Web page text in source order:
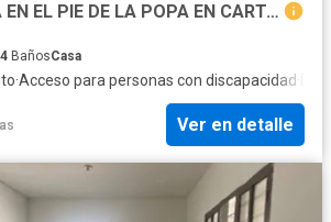
ARRIENDO CASA EN EL PIE DE LA POPA EN CARTAGENA
4 BañosCasa
·Acceso para personas con discapacidad·
Ver en detalle